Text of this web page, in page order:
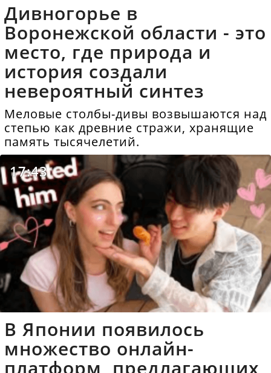
Дивногорье в
Воронежской области - это
место, где природа и
история создали
невероятный синтез
Меловые столбы-дивы возвышаются над
степью как древние стражи, хранящие
память тысячелетий.
17:43
В Японии появилось
множество онлайн-
платформ, предлагающих